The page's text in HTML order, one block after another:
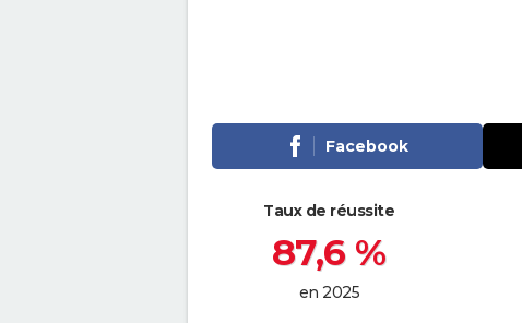
Facebook
Taux de réussite
87,6 %
en 2025